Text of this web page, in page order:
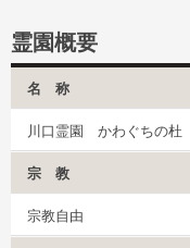
霊園概要
名 称
川口霊園 かわぐちの杜
宗 教
宗教自由